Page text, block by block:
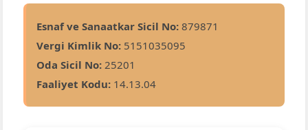
Esnaf ve Sanaatkar Sicil No: 879871
Vergi Kimlik No: 5151035095
Oda Sicil No: 25201
Faaliyet Kodu: 14.13.04